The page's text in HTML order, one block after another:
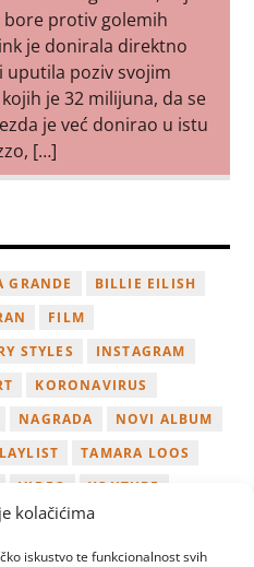
kolačićima
iskustvo te funkcionalnost svih
bore protiv golemih
je donirala direktno
poziv svojim
je 32 milijuna, da se
je već donirao u istu
[…]
GRANDE
BILLIE EILISH
FILM
STYLES
INSTAGRAM
KORONAVIRUS
NAGRADA
NOVI ALBUM
TAMARA LOOS
VIDEO
YOUTUBE